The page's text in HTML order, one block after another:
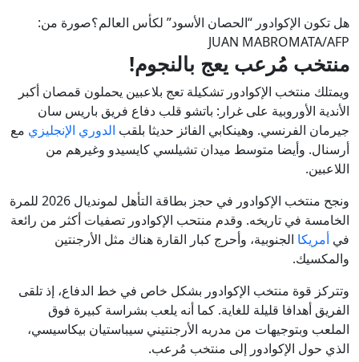
هل تكون الإكوادور “الحصان الأسود” لكأس العالم؟صورة من:
JUAN MABROMATA/AFP
منتخب مُرعب يعج بالنجوم!
ويمتلك منتخب الإكوادور تشكيلة تعج بلاعبين يحملون قمصان أكبر
الأندية الأوروبية على غرار: باتشو قلب دفاع فريق باريس سان
جيرمان الفرنسي. وهينكابي الفائز حديثا بلقب الدوري الإنجليزي مع
أرسنال. وأيضا متوسط ميدان تشيلسي كايسيدو وغيرهم من
اللاعبين.
ونجح منتخب الإكوادور في حجز بطاقة التأهل لمونديال 2026 للمرة
الخامسة في تاريخه. وقدم منتحب الإكوادور تصفيات أكثر من رائعة
في أمريكا الجنوبية، وأحرج كبار القارة هناك مثل الأرجنتين
والمكسيك.
وتتركز قوة منتخب الإكوادور بشكل خاص في خط الدفاع، إذ تلقى
الفريق أهدافا قليلة للغاية. كما أنه يلعب بشراسة كبيرة فوق
الملعب وبتوجيهات من مدربه الأرجنتيني سيباستيان بيكاسيسي،
الذي حول الإكوادور إلى منتخب مُرعب.